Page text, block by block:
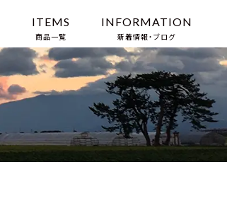
ITEMS
商品一覧
INFORMATION
新着情報・ブログ